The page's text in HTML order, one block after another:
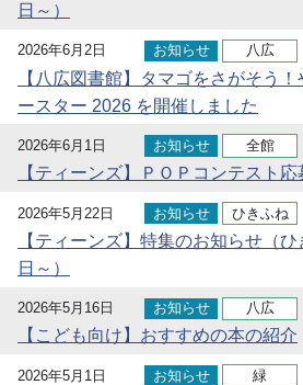
日～）
2026年6月2日 お知らせ 八広
【八広図書館】タマゴをさがそう
ースター 2026 を開催しました
2026年6月1日 お知らせ 全館
【ティーンズ】ＰＯＰコンテスト
2026年5月22日 お知らせ ひきふね
【ティーンズ】特集のお知らせ（
日～）
2026年5月16日 お知らせ 八広
【こども向け】おすすめの本の紹介
2026年5月1日 お知らせ 緑